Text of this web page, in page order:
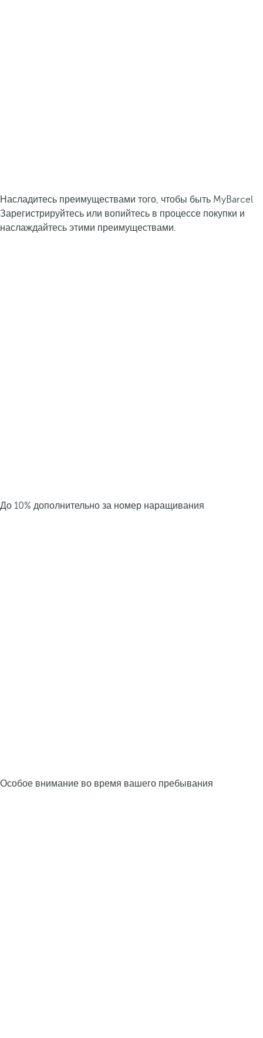
Насладитесь преимуществами того, чтобы быть MyBarcel
Зарегистрируйтесь или вопийтесь в процессе покупки и
наслаждайтесь этими преимуществами.
До 10% дополнительно за номер наращивания
Особое внимание во время вашего пребывания